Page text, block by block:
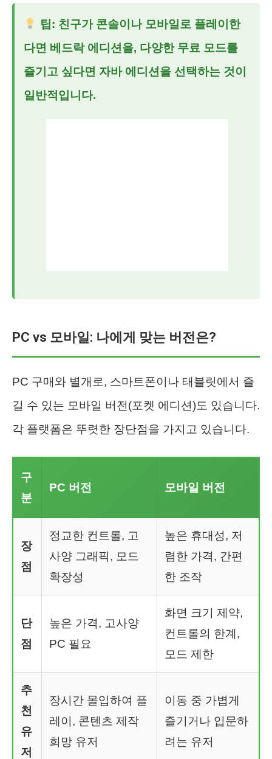
팁: 친구가 콘솔이나 모바일로 플레이한
다면 베드락 에디션 을, 다양한 무료 모드를
즐기고 싶다면 자바 에디션 을 선택하는 것이
일반적입니다.
PC vs 모바일: 나에게 맞는 버전은?
PC 구매와 별개로, 스마트폰이나 태블릿에서 즐
길 수 있는 모바일 버전(포켓 에디션)도 있습니다.
각 플랫폼은 뚜렷한 장단점을 가지고 있습니다.
구
분
PC 버전 모바일 버전
장
점
정교한 컨트롤, 고
사양 그래픽, 모드
확장성
높은 휴대성, 저
렴한 가격, 간편
한 조작
단
점
높은 가격, 고사양
PC 필요
화면 크기 제약,
컨트롤의 한계,
모드 제한
추
천
유
저
장시간 몰입하여 플
레이, 콘텐츠 제작
희망 유저
이동 중 가볍게
즐기거나 입문하
려는 유저